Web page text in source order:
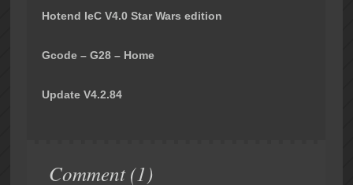
Hotend IeC V4.0 Star Wars edition
Gcode – G28 – Home
Update V4.2.84
Comment (1)